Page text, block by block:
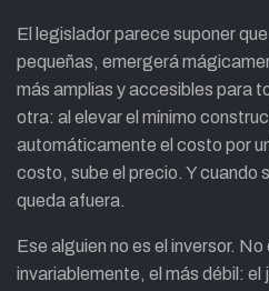
El legislador parece suponer
pequeñas, emergerá
más amplias y accesibles para
otra: al elevar el mínimo
automáticamente el costo por
costo, sube el precio. Y cuando
queda afuera.
Ese alguien no es el inversor.
invariablemente, el más débil: el